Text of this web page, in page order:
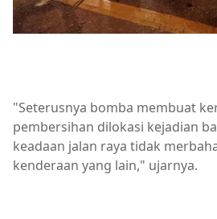
"Seterusnya bomba membuat
pembersihan dilokasi kejadian
keadaan jalan raya tidak
kenderaan yang lain," ujarnya.